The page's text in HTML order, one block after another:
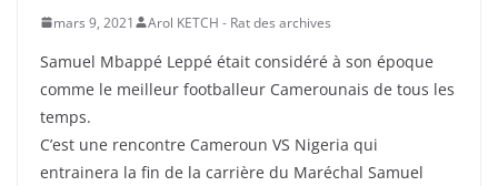
mars 9, 2021 Arol KETCH - Rat des archives
Samuel Mbappé Leppé était considéré à son époque
comme le meilleur footballeur Camerounais de tous les
temps.
C’est une rencontre Cameroun VS Nigeria qui
entrainera la fin de la carrière du Maréchal Samuel